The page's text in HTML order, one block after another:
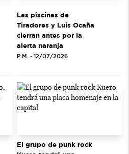
Las piscinas de
Tiradores y Luis Ocaña
cierran antes por la
alerta naranja
P.M. - 12/07/2026
El grupo de punk rock